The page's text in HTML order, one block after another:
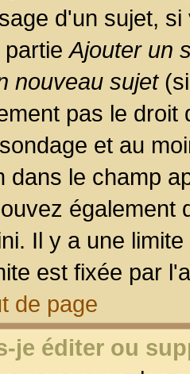
d'un sujet,
partieAjouter un
nouveau sujet(si
pas le
et au
dans le champ
également
Il y a une
est fixée par
de page
je éditer ou